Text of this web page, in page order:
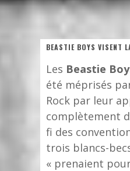
BEASTIE BOYS VISENT
Les Beastie
été méprisés
Rock par leur
complètement
fi des
trois blancs-
« prenaient